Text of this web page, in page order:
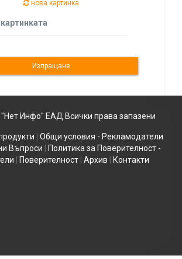
нова картинка
Инфо" ЕАД Всички права запазени
Общи условия - Рекламодатели
Въпроси
Политика за Поверителност -
Поверителност Архив Контакти